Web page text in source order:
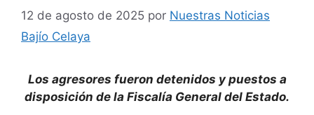
12 de agosto de 2025 por Nuestras Noticias
Bajío Celaya
Los agresores fueron detenidos y puestos a
disposición de la Fiscalía General del Estado.